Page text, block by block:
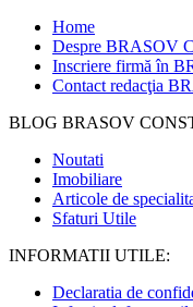
Home
Despre BRASOV
Inscriere firmă în
Contact redacţia
BLOG BRASOV
Noutati
Imobiliare
Articole de
Sfaturi Utile
INFORMATII UTILE:
Declaratia de